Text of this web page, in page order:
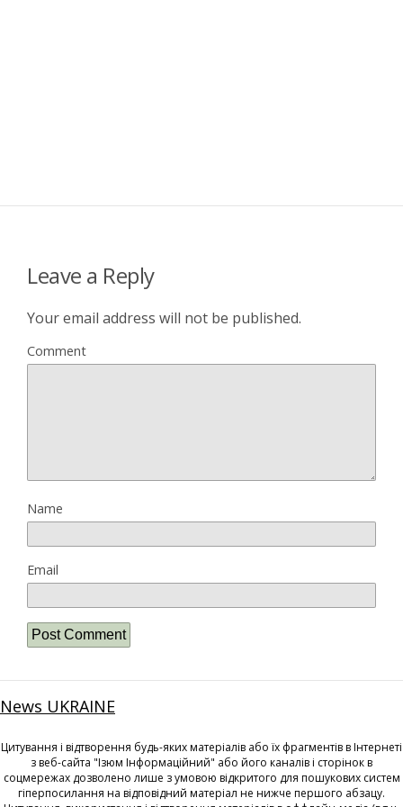
Leave a Reply
Your email address will not be published.
Comment
Name
Email
News UKRAINE
Цитування і відтворення будь-яких матеріалів або їх фрагментів в Інтернеті
з веб-сайта "Ізюм Інформаційний" або його каналів і сторінок в
соцмережах дозволено лише з умовою відкритого для пошукових систем
гіперпосилання на відповідний матеріал не нижче першого абзацу.